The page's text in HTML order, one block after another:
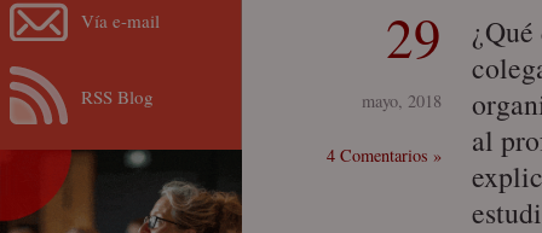
29
mayo, 2018
4 Comentarios »
al
Vía e-mail
RSS Blog